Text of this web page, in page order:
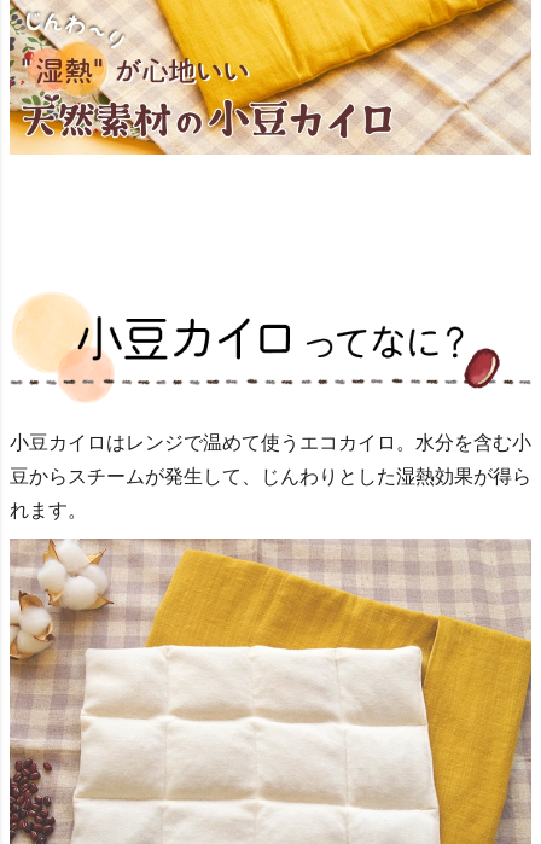
小豆カイロはレンジで温めて使うエコカイロ。 水分を含む小
豆からスチームが発生して、
じんわりとした湿熱効果が得ら
れます。